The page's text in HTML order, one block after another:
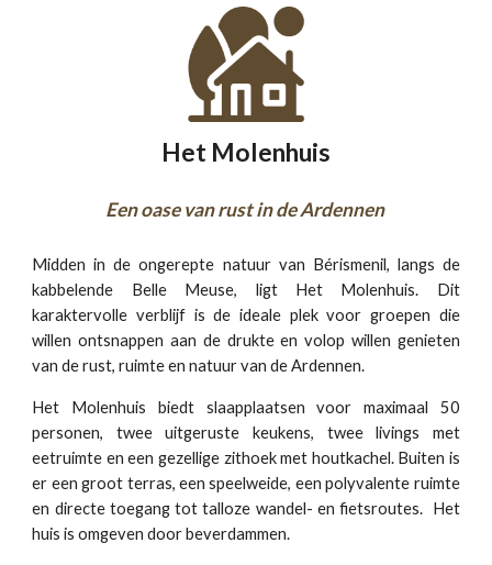
Het Molenhuis
Een oase van rust in de Ardennen
Midden in de ongerepte natuur van Bérismenil, langs de
kabbelende Belle Meuse, ligt Het Molenhuis. Dit
karaktervolle verblijf is de ideale plek voor groepen die
willen ontsnappen aan de drukte en volop willen genieten
van de rust, ruimte en natuur van de Ardennen.
Het Molenhuis biedt slaapplaatsen voor maximaal 50
personen, twee uitgeruste keukens, twee livings met
eetruimte en een gezellige zithoek met houtkachel. Buiten is
er een groot terras, een speelweide, een polyvalente ruimte
en directe toegang tot talloze wandel- en fietsroutes. Het
huis is omgeven door beverdammen.